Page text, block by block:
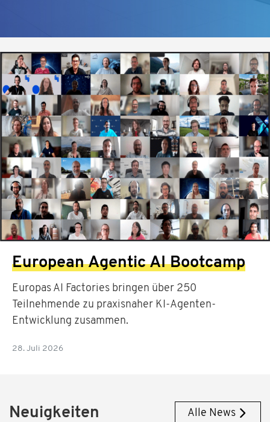
European Agentic AI Bootcamp
Europas AI Factories bringen über 250
Teilnehmende zu praxisnaher KI-Agenten-
Entwicklung zusammen.
28. Juli 2026
Neuigkeiten Alle News